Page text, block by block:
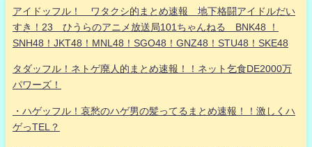
アイドッフル！ ワタクシ的まとめ速報 地下格闘アイドルだい
すき！23 ひうらのアニメ放送局101ちゃんねる BNK48 ！
SNH48！JKT48！MNL48！SGO48！GNZ48！STU48！SKE48
タダッフル！ネトゲ廃人的まとめ速報！！ネット乞食DE2000万
パワーズ！
・ハゲッフル！哀愁のハゲ男の髪ってるまとめ速報！！激しくハ
ゲっTEL？